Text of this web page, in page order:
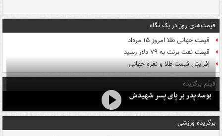
قیمت‌های روز در یک نگاه
قیمت جهانی طلا امروز ۱۵ مرداد
قیمت نفت برنت به ۷۹ دلار رسید
افزایش قیمت طلا و نقره جهانی
فیلم برگزیده
بوسه‌ پدر بر پای پسر شهیدش
برگزیده ورزشی